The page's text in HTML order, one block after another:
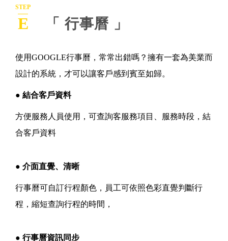
STEP
E 「 行事曆 」
使用GOOGLE行事曆，常常出錯嗎？擁有一套為美業而
設計的系統，才可以讓客戶感到賓至如歸。
● 結合客戶資料
方便服務人員使用，可查詢客服務項目、服務時段，結
合客戶資料
● 介面直覺、清晰
行事曆可自訂行程顏色，員工可依照色彩直覺判斷行
程，縮短查詢行程的時間，
● 行事曆資訊同步